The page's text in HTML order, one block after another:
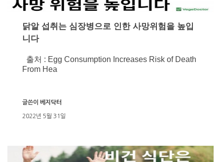
닭알 섭취는 심장병으로 인한 사망위험을 높입
니다
출처 : Egg Consumption Increases Risk of Death
From Hea
2022년 5월 31일
글쓴이 베지닥터